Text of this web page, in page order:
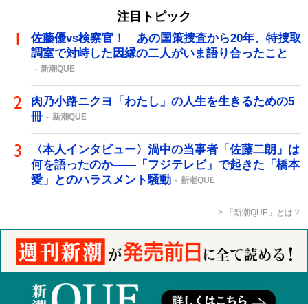
注目トピック
佐藤優vs検察官！ あの国策捜査から20年、特捜取
調室で対峙した因縁の二人がいま語り合ったこと
新潮QUE
肉乃小路ニクヨ「わたし」の人生を生きるための5
冊
新潮QUE
〈本人インタビュー〉渦中の当事者「佐藤二朗」は
何を語ったのか――「フジテレビ」で起きた「橋本
愛」とのハラスメント騒動
新潮QUE
「新潮QUE」とは？